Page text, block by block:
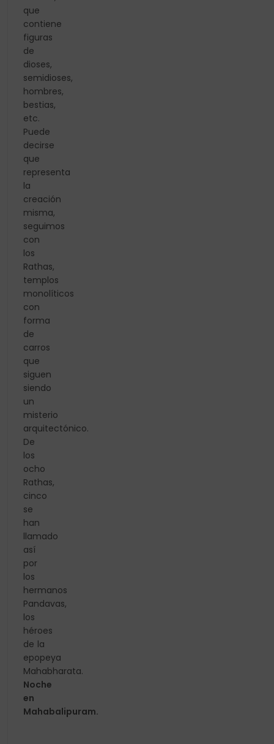
que
contiene
figuras
de
dioses,
semidioses,
hombres,
bestias,
etc.
Puede
decirse
que
representa
la
creación
misma,
seguimos
con
los
Rathas,
templos
monolíticos
con
forma
de
carros
que
siguen
siendo
un
misterio
arquitectónico.
De
los
ocho
Rathas,
cinco
se
han
llamado
así
por
los
hermanos
Pandavas,
los
héroes
de la
epopeya
Mahabharata.
Noche
en
Mahabalipuram.